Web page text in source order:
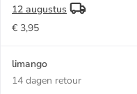
12 augustus
€ 3,95
limango
14 dagen retour